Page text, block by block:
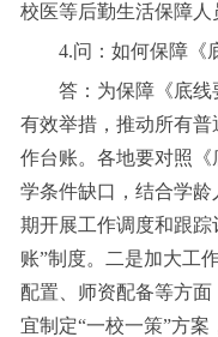
校医等后勤生活保障人
4.问：如何保障《底
答：为保障《底线
有效举措，推动所有
作台账。各地要对照
学条件缺口，结合学
期开展工作调度和跟
账”制度。二是加大工
配置、师资配备等方
宜制定“一校一策”方